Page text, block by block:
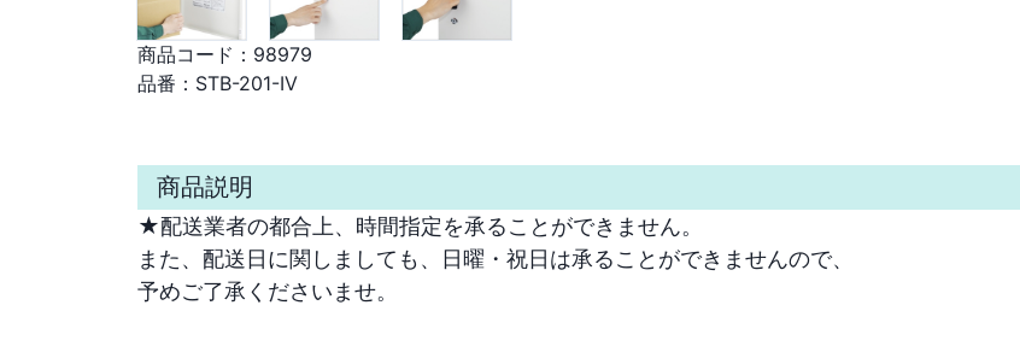
商品コード： 98979
品番： STB-201-IV
商品説明
★配送業者の都合上、時間指定を承ることができません。
また、配送日に関しましても、日曜・祝日は承ることができませんので、
予めご了承くださいませ。